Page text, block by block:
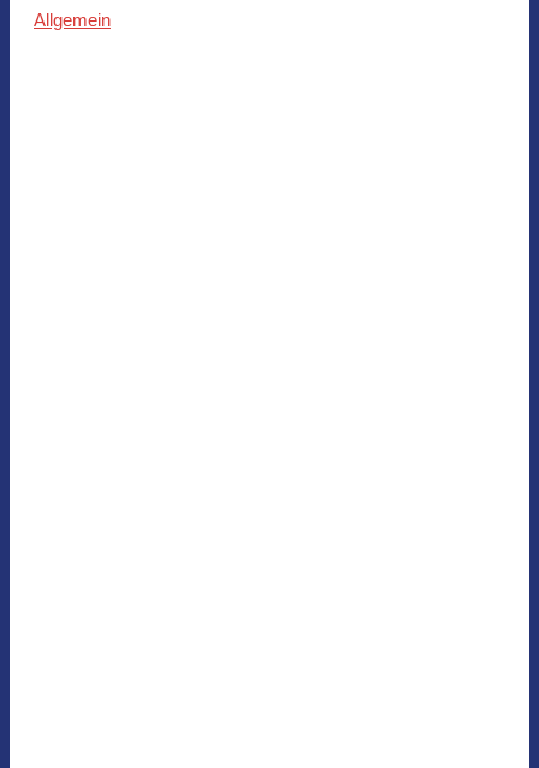
Allgemein